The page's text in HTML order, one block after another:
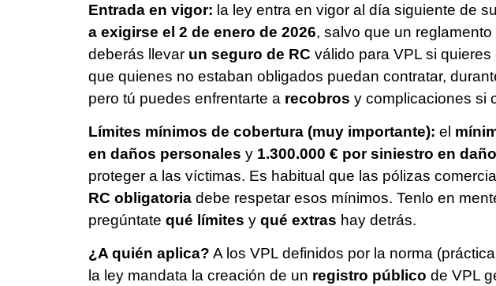
Entrada en vigor: la ley entra en vigor al día siguiente de
a exigirse el 2 de enero de 2026, salvo que un
deberás llevar un seguro de RC válido para VPL si
que quienes no estaban obligados puedan contratar,
pero tú puedes enfrentarte a recobros y complicaciones si
Límites mínimos de cobertura (muy importante): el
en daños personales y 1.300.000 € por siniestro en
proteger a las víctimas. Es habitual que las pólizas
RC obligatoria debe respetar esos mínimos. Tenlo en
pregúntate qué límites y qué extras hay detrás.
¿A quién aplica? A los VPL definidos por la norma
la ley mandata la creación de un registro público de VPL